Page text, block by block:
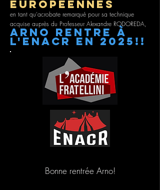
européennes
en tant qu'acrobate remarqué pour sa technique
acquise auprès du Professeur Alexandre RODOREDA,
arno rentre à
l'ENACR en 2025!!
Bonne rentrée Arno!